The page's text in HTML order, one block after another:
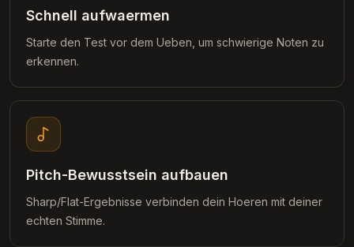
Schnell aufwaermen
Starte den Test vor dem Ueben, um schwierige Noten zu
erkennen.
Pitch-Bewusstsein aufbauen
Sharp/Flat-Ergebnisse verbinden dein Hoeren mit deiner
echten Stimme.